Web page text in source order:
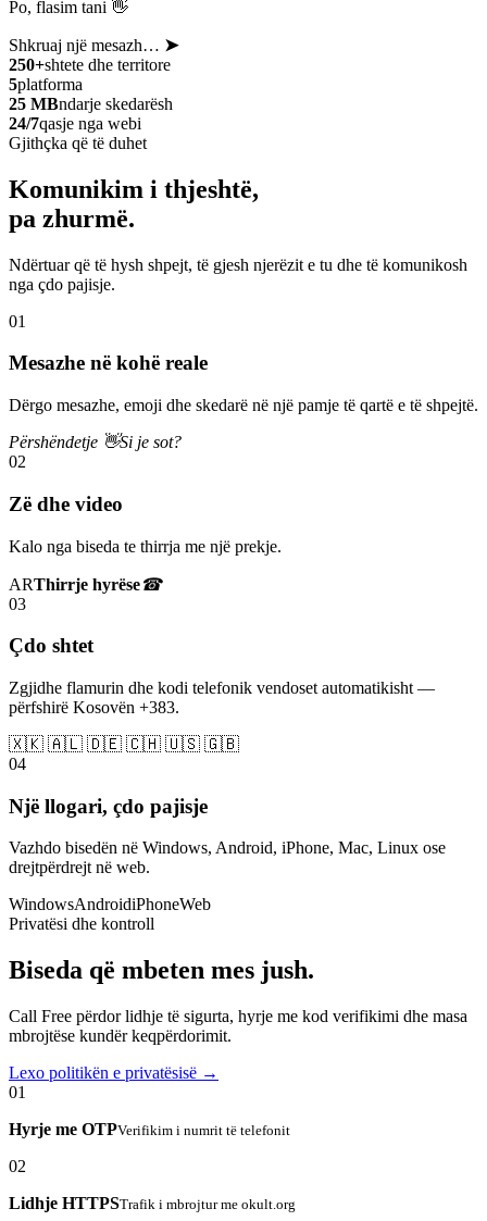
Po, flasim tani 👋
Shkruaj një mesazh… ➤
250+shtete dhe territore
5platforma
25 MBndarje skedarësh
24/7qasje nga webi
Gjithçka që të duhet
Komunikim i thjeshtë,
pa zhurmë.
Ndërtuar që të hysh shpejt, të gjesh njerëzit e tu dhe të komunikosh
nga çdo pajisje.
01
Mesazhe në kohë reale
Dërgo mesazhe, emoji dhe skedarë në një pamje të qartë e të shpejtë.
Përshëndetje 👋Si je sot?
02
Zë dhe video
Kalo nga biseda te thirrja me një prekje.
ARThirrje hyrëse☎
03
Çdo shtet
Zgjidhe flamurin dhe kodi telefonik vendoset automatikisht —
përfshirë Kosovën +383.
🇽🇰 🇦🇱 🇩🇪 🇨🇭 🇺🇸 🇬🇧
04
Një llogari, çdo pajisje
Vazhdo bisedën në Windows, Android, iPhone, Mac, Linux ose
drejtpërdrejt në web.
WindowsAndroidiPhoneWeb
Privatësi dhe kontroll
Biseda që mbeten mes jush.
Call Free përdor lidhje të sigurta, hyrje me kod verifikimi dhe masa
mbrojtëse kundër keqpërdorimit.
Lexo politikën e privatësisë →
01
Hyrje me OTPVerifikim i numrit të telefonit
02
Lidhje HTTPSTrafik i mbrojtur me okult.org